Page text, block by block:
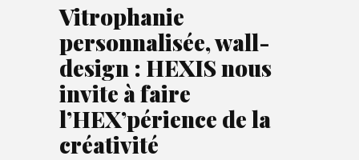
Vitrophanie
personnalisée, wall-
design : HEXIS nous
invite à faire
l’HEX’périence de la
créativité